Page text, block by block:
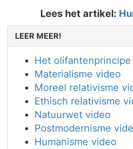
Lees het artikel:
LEER MEER!
Het
Materialisme video
Moreel relativisme
Ethisch relativisme
Natuurwet video
Postmodernisme
Humanisme video